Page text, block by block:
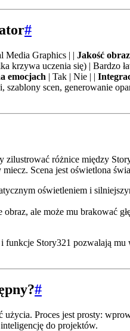
#
Media Graphics | | Jakość
krzywa uczenia się) | Bardzo
emocjach | Tak | Nie | |
szablony scen, generowanie
różnice między
Scena jest oświetlona
oświetleniem i
ale może mu brakować
Story321 pozwalają
#
Proces jest prosty:
do projektów.